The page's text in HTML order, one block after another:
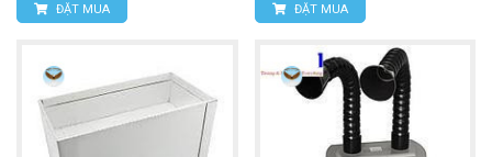
ĐẶT MUA ĐẶT MUA